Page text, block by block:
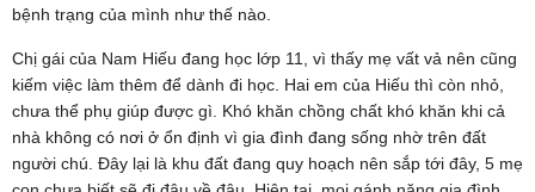
bệnh trạng của mình như thế nào.
Chị gái của Nam Hiếu đang học lớp 11, vì thấy mẹ vất vả nên cũng
kiếm việc làm thêm để dành đi học. Hai em của Hiếu thì còn nhỏ,
chưa thể phụ giúp được gì. Khó khăn chồng chất khó khăn khi cả
nhà không có nơi ở ổn định vì gia đình đang sống nhờ trên đất
người chú. Đây lại là khu đất đang quy hoạch nên sắp tới đây, 5 mẹ